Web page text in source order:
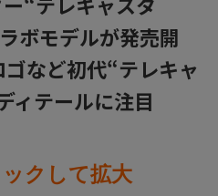
ボモデルが発売開
など初代“テレキャ
ィテールに注目
クして拡大